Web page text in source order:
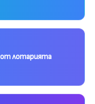
от лотарията